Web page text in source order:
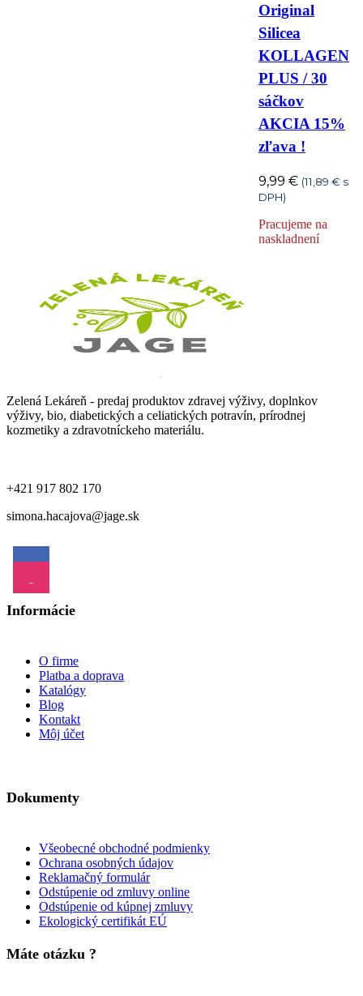
Tehotenstvo a dojčenie
Trávenie Uši
Vitamíny a minerály
Únava Ústa
Špeciálne diéty
Ženské problémy
Original
Silicea
KOLLAGEN
PLUS / 30
sáčkov
AKCIA 15%
zľava !
9,99 € (11,89 € s
DPH)
Pracujeme na
naskladnení
Zelená Lekáreň - predaj produktov zdravej výživy, doplnkov
výživy, bio, diabetických a celiatických potravín, prírodnej
kozmetiky a zdravotníckeho materiálu.
+421 917 802 170
simona.hacajova@jage.sk
Informácie
O firme
Platba a doprava
Katalógy
Blog
Kontakt
Môj účet
Dokumenty
Všeobecné obchodné podmienky
Ochrana osobných údajov
Reklamačný formulár
Odstúpenie od zmluvy online
Odstúpenie od kúpnej zmluvy
Ekologický certifikát EÚ
Máte otázku ?